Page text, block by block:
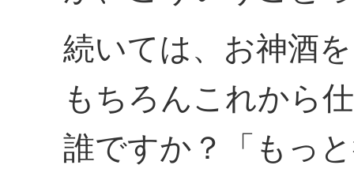
続いては、お神酒
もちろんこれから
誰ですか？「もっ